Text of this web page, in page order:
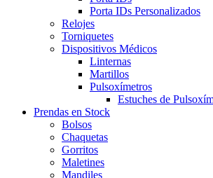
Porta IDs Personalizados
Relojes
Torniquetes
Dispositivos Médicos
Linternas
Martillos
Pulsoxímetros
Estuches de
Prendas en Stock
Bolsos
Chaquetas
Gorritos
Maletines
Mandiles